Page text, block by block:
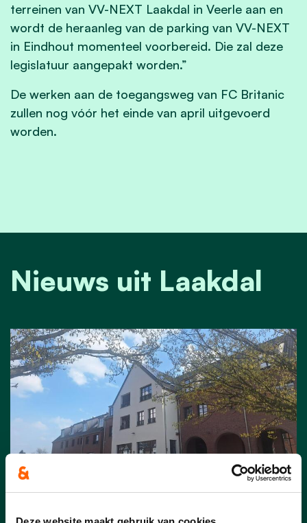
terreinen van VV-NEXT Laakdal in Veerle aan en
wordt de heraanleg van de parking van VV-NEXT
in Eindhout momenteel voorbereid. Die zal deze
legislatuur aangepakt worden.”
De werken aan de toegangsweg van FC Britanic
zullen nog vóór het einde van april uitgevoerd
worden.
Nieuws uit Laakdal